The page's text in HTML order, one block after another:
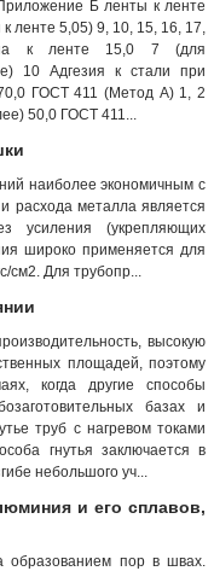
Б ленты к ленте
ленте 5,05) 9, 10, 15, 16, 17,
к ленте 15,0 7 (для
10 Адгезия к стали при
ГОСТ 411 (Метод А) 1, 2
50,0 ГОСТ 411...
наиболее экономичным с
расхода металла является
усиления (укрепляющих
широко применяется для
см2. Для трубопр...
высокую
площадей, поэтому
когда другие способы
базах и
труб с нагревом токами
гнутья заключается в
небольшого уч...
и его сплавов,
образованием пор в швах.